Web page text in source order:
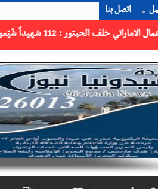
اتصل بنا